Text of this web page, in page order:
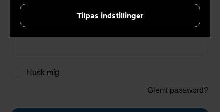
Tilpas indstillinger
Password
Husk mig
Glemt password?